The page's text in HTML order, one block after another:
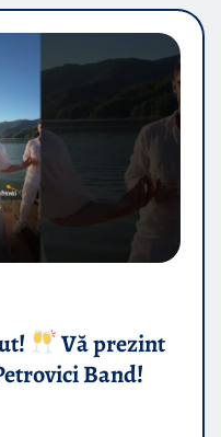
Vă prezint
Band!